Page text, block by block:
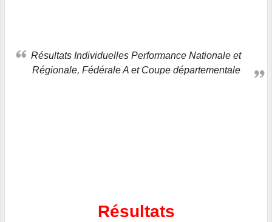
Résultats Individuelles Performance Nationale et
Régionale, Fédérale A et Coupe départementale
Résultats